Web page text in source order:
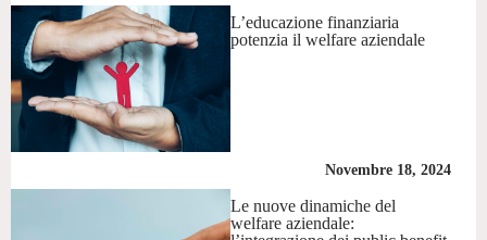
L’educazione finanziaria
potenzia il welfare aziendale
Novembre 18, 2024
Le nuove dinamiche del
welfare aziendale: